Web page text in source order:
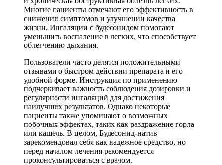
Многие пациенты отмечают его эффективность в
снижении симптомов и улучшении качества
жизни. Ингаляции с будесонидом помогают
уменьшить воспаление в легких, что способствует
облегчению дыхания.
Пользователи часто делятся положительными
отзывами о быстром действии препарата и его
удобной форме. Инструкция по применению
подчеркивает важность соблюдения дозировки и
регулярности ингаляций для достижения
наилучших результатов. Однако некоторые
пациенты также упоминают о возможных
побочных эффектах, таких как раздражение горла
или кашель. В целом, Будесонид-натив
зарекомендовал себя как надежное средство, но
перед началом лечения рекомендуется
проконсультироваться с врачом.